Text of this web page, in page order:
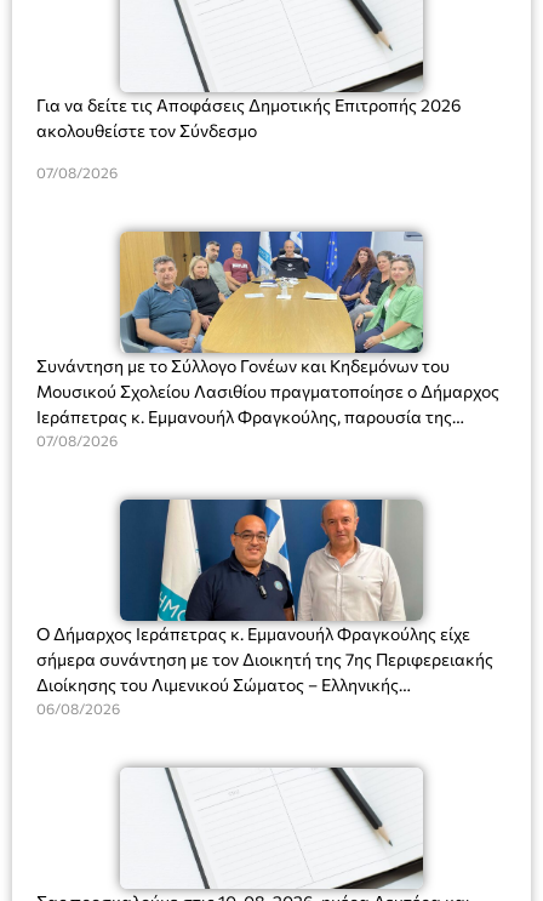
Για να δείτε τις Αποφάσεις Δημοτικής Επιτροπής 2026
ακολουθείστε τον Σύνδεσμο
07/08/2026
Συνάντηση με το Σύλλογο Γονέων και Κηδεμόνων του
Μουσικού Σχολείου Λασιθίου πραγματοποίησε ο Δήμαρχος
Ιεράπετρας κ. Εμμανουήλ Φραγκούλης, παρουσία της
Διευθύντριας του σχολείου κας Μαριάννας Χαΐτα.
07/08/2026
Ο Δήμαρχος Ιεράπετρας κ. Εμμανουήλ Φραγκούλης είχε
σήμερα συνάντηση με τον Διοικητή της 7ης Περιφερειακής
Διοίκησης του Λιμενικού Σώματος – Ελληνικής
Ακτοφυλακής (Λ.Σ.-ΕΛ.ΑΚΤ.), Αρχιπλοίαρχο Λ.Σ. κ. Ιωάννη
06/08/2026